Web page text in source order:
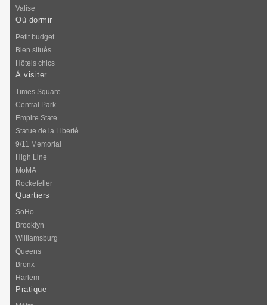
Valise
Où dormir
Petit budget
Bien situés
Hôtels chics
À visiter
Times Square
Central Park
Empire State
Statue de la Liberté
9/11 Memorial
High Line
MoMA
Rockefeller
Quartiers
SoHo
Brooklyn
Williamsburg
Queens
Bronx
Harlem
Pratique